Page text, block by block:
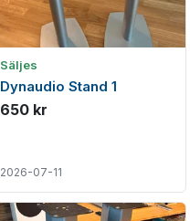
Säljes
Dynaudio Stand 1
650 kr
2026-07-11